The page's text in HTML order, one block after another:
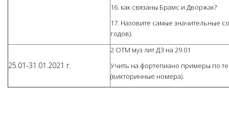
16. как связаны Брамс и Дворжак?
17. Назовите самые значительные
годов).
25.01-31.01.2021 г.
2 ОТМ муз лит ДЗ на 29.01
Учить на фортепиано примеры по
(викторинные номера).